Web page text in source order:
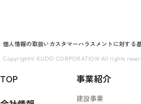
個人情報の取扱い カスタマーハラスメントに対する
Copyright© KUDO CORPORATION All rights
TOP
事業紹介
建設事業